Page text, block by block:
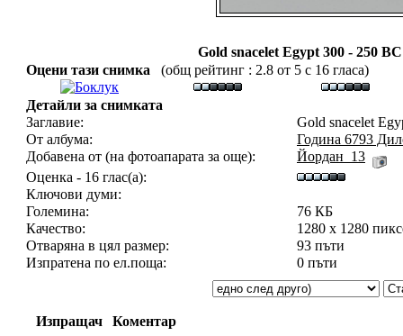
Gold snacelet Egypt 300 - 250
Оцени тази снимка
(общ рейтинг : 2.8 от 5 с 16 гласа)
Детайли за снимката
Заглавие:
Gold snacelet
От албума:
Година 6793
Добавена от (на фотоапарата за още):
Йордан_13
Оценка - 16 глас(а):
Ключови думи:
Големина:
76 КБ
Качество:
1280 x 1280
Отваряна в цял размер:
93 пъти
Изпратена по ел.поща:
0 пъти
Изпращач Коментар